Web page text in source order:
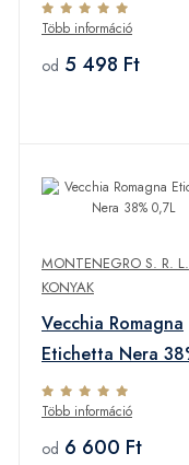
Több információ
od 5 498 Ft
MONTENEGRO S. R. L.
KONYAK
Vecchia Romagna
Etichetta Nera
0,7L
Több információ
od 6 600 Ft